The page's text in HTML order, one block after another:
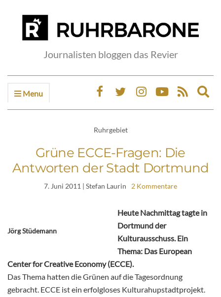
Journalisten bloggen das Revier
Menu
Ruhrgebiet
Grüne ECCE-Fragen: Die
Antworten der Stadt Dortmund
7. Juni 2011 | Stefan Laurin 2 Kommentare
Jörg Stüdemann
Heute Nachmittag tagte in
Dortmund der
Kulturausschuss. Ein
Thema: Das European
Center for Creative Economy (ECCE).
Das Thema hatten die Grünen auf die Tagesordnung
gebracht. ECCE ist ein erfolgloses Kulturahupstadtprojekt.